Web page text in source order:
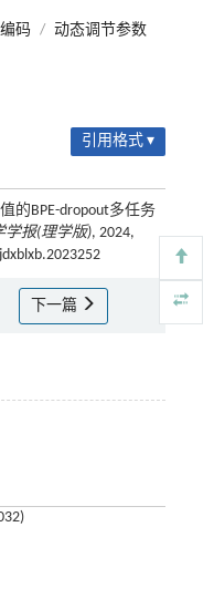
码 / 动态调节参数
引用格式 ▾
的BPE-dropout多任务
学报(理学版), 2024,
下一篇